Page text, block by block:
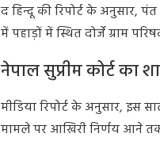
द हिन्दू की रिपोर्ट के अनुसार,
में पहाड़ों में स्थित दोर्जे ग्राम
नेपाल सुप्रीम कोर्ट का
मीडिया रिपोर्ट के अनुसार, इस
मामले पर आखिरी निर्णय आने